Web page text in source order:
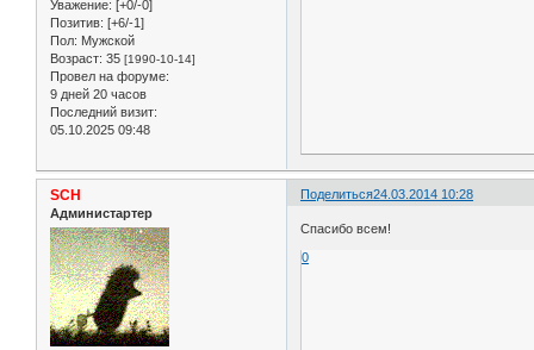
Уважение: [+0/-0]
Позитив: [+6/-1]
Пол: Мужской
Возраст: 35 [1990-10-14]
Провел на форуме:
9 дней 20 часов
Последний визит:
05.10.2025 09:48
Поделиться24.03.2014 10:28
SCH
Администартер
Спасибо всем!
0